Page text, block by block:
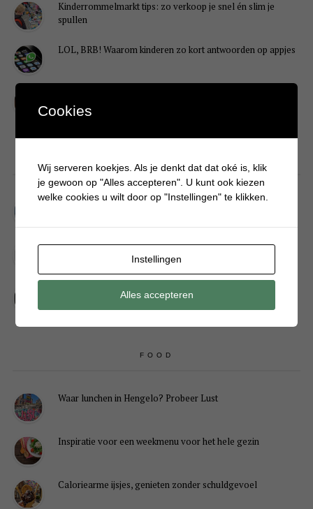
Kinderrommelmarkt tips: zo verkoop je snel én slim je
spullen
LOL, BRB! Waarom kinderen zo kort antwoorden op appjes
Simpele DIY: Maak een geurroos van watten
Kerstengel maken van een houten wasknijper
Sneeuwpopkrans maken om bij de voordeur te hangen
FOOD
Waar lunchen in Hengelo? Probeer Lust
Inspiratie voor een weekmenu voor het hele gezin
Caloriearme ijsjes, genieten zonder schuldgevoel
Cookies
Wij serveren koekjes. Als je denkt dat dat oké is, klik
je gewoon op "Alles accepteren". U kunt ook kiezen
welke cookies u wilt door op "Instellingen" te klikken.
Instellingen
Alles accepteren